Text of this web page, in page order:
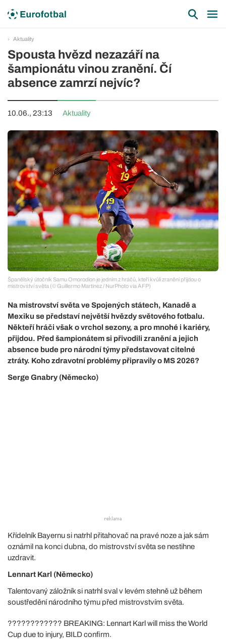
Aktuality
Spousta hvězd nezazáří na
šampionátu vinou zranění. Čí
absence zamrzí nejvíc?
10.06., 23:13 Aktuality
Španělský útočník Samu Omorodion je jedním z hráčů, kteří kvůli zranění přijdou o
mistrovství světa (© Guillermo Martínez / NurPhoto via AFP)
Na mistrovství světa ve Spojených státech, Kanadě a
Mexiku se představí největší hvězdy světového fotbalu.
Někteří hráči však o vrchol sezony, a pro mnohé i kariéry,
přijdou. Před šampionátem si přivodili zranění a jejich
absence bude pro národní týmy představovat citelné
ztráty. Koho zdravotní problémy připravily o MS 2026?
Serge Gnabry (Německo)
Křídelník Bayernu si natrhl přitahovač na pravé noze a jak sám
oznámil na konci dubna, do mistrovství světa se nestihne
uzdravit.
Lennart Karl (Německo)
Talentovaný záložník si natrhl sval v levém stehně už během
soustředění národního týmu před mistrovstvím světa.
???????????? BREAKING: Lennart Karl will miss the World
Cup due to injury, BILD confirm.